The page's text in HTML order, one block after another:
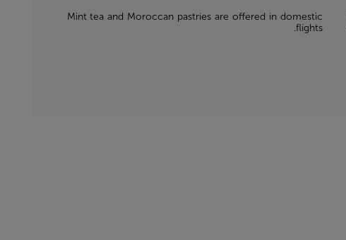
Mint tea and Moroccan pastries are offered in domestic
flights.